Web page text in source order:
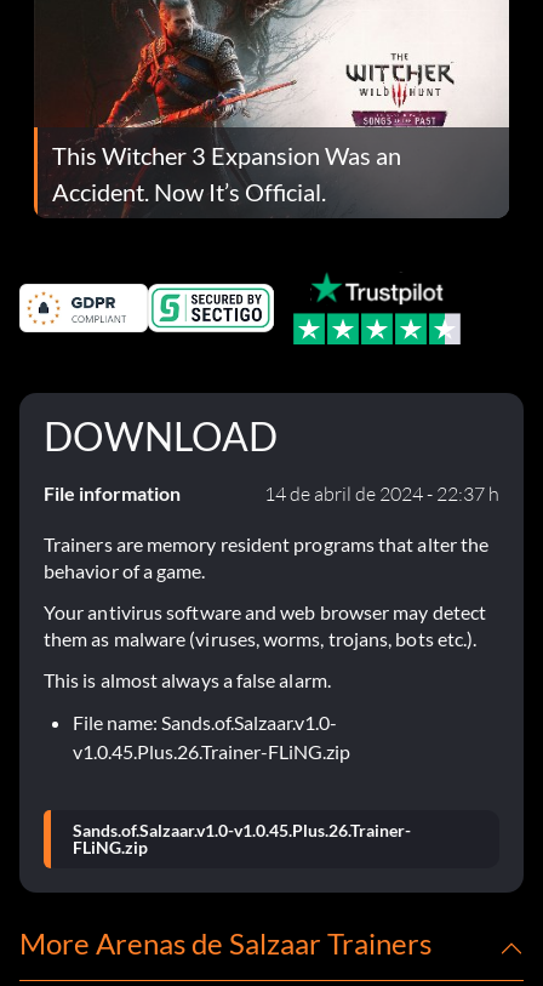
This Witcher 3 Expansion Was an
Accident. Now It’s Official.
DOWNLOAD
File information 14 de abril de 2024 - 22:37 h
Trainers are memory resident programs that alter the
behavior of a game.
Your antivirus software and web browser may detect
them as malware (viruses, worms, trojans, bots etc.).
This is almost always a false alarm.
File name: Sands.of.Salzaar.v1.0-
v1.0.45.Plus.26.Trainer-FLiNG.zip
Sands.of.Salzaar.v1.0-v1.0.45.Plus.26.Trainer-
FLiNG.zip
More Arenas de Salzaar Trainers